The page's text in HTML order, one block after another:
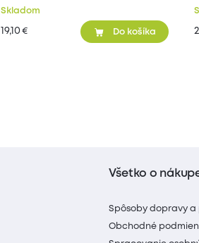
Skladom
19,10 € Do košíka
Všetko o
Spôsoby dopravy
Obchodné